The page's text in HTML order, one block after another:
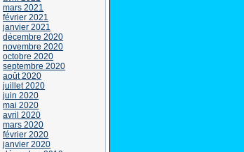
mars 2021
février 2021
janvier 2021
décembre 2020
novembre 2020
octobre 2020
septembre 2020
août 2020
juillet 2020
juin 2020
mai 2020
avril 2020
mars 2020
février 2020
janvier 2020